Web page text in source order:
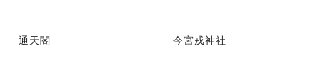
通天閣 今宮戎神社